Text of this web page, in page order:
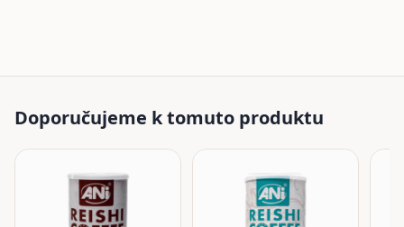
Doporučujeme k tomuto produktu